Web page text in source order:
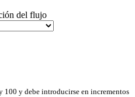
del flujo
100 y debe introducirse en incrementos